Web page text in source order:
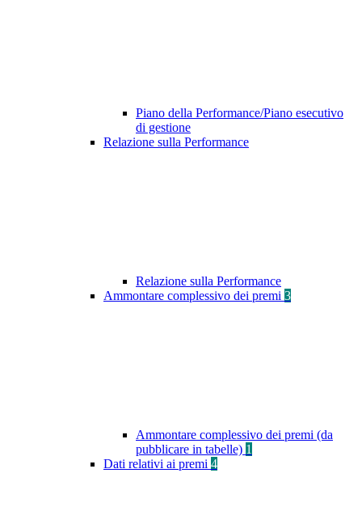
Piano della Performance/Piano esecutivo
di gestione
Relazione sulla Performance
Relazione sulla Performance
Ammontare complessivo dei premi 3
Ammontare complessivo dei premi (da
pubblicare in tabelle) 1
Dati relativi ai premi 4